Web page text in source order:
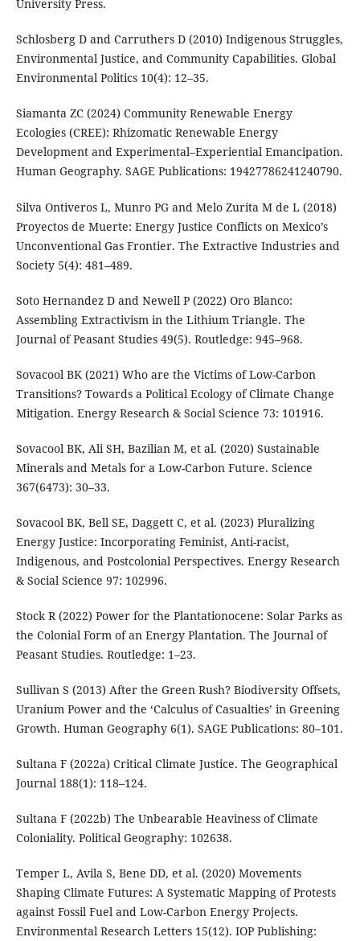
University Press.
Schlosberg D and Carruthers D (2010) Indigenous Struggles,
Environmental Justice, and Community Capabilities. Global
Environmental Politics 10(4): 12–35.
Siamanta ZC (2024) Community Renewable Energy
Ecologies (CREE): Rhizomatic Renewable Energy
Development and Experimental–Experiential Emancipation.
Human Geography. SAGE Publications: 19427786241240790.
Silva Ontiveros L, Munro PG and Melo Zurita M de L (2018)
Proyectos de Muerte: Energy Justice Conflicts on Mexico’s
Unconventional Gas Frontier. The Extractive Industries and
Society 5(4): 481–489.
Soto Hernandez D and Newell P (2022) Oro Blanco:
Assembling Extractivism in the Lithium Triangle. The
Journal of Peasant Studies 49(5). Routledge: 945–968.
Sovacool BK (2021) Who are the Victims of Low-Carbon
Transitions? Towards a Political Ecology of Climate Change
Mitigation. Energy Research & Social Science 73: 101916.
Sovacool BK, Ali SH, Bazilian M, et al. (2020) Sustainable
Minerals and Metals for a Low-Carbon Future. Science
367(6473): 30–33.
Sovacool BK, Bell SE, Daggett C, et al. (2023) Pluralizing
Energy Justice: Incorporating Feminist, Anti-racist,
Indigenous, and Postcolonial Perspectives. Energy Research
& Social Science 97: 102996.
Stock R (2022) Power for the Plantationocene: Solar Parks as
the Colonial Form of an Energy Plantation. The Journal of
Peasant Studies. Routledge: 1–23.
Sullivan S (2013) After the Green Rush? Biodiversity Offsets,
Uranium Power and the ‘Calculus of Casualties’ in Greening
Growth. Human Geography 6(1). SAGE Publications: 80–101.
Sultana F (2022a) Critical Climate Justice. The Geographical
Journal 188(1): 118–124.
Sultana F (2022b) The Unbearable Heaviness of Climate
Coloniality. Political Geography: 102638.
Temper L, Avila S, Bene DD, et al. (2020) Movements
Shaping Climate Futures: A Systematic Mapping of Protests
against Fossil Fuel and Low-Carbon Energy Projects.
Environmental Research Letters 15(12). IOP Publishing: